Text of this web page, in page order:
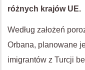
różnych krajów UE.
Według założeń
Orbana, planowane
imigrantów z Turcji